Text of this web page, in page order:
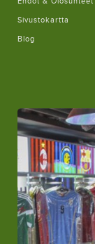
Sivustokartta
Blog